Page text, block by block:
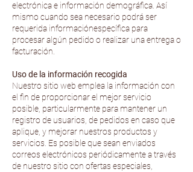
electrónica e información demográfica. Así
mismo cuando sea necesario podrá ser
requerida informaciónespecífica para
procesar algún pedido o realizar una entrega o
facturación.
Uso de la información recogida
Nuestro sitio web emplea la información con
el fin de proporcionar el mejor servicio
posible, particularmente para mantener un
registro de usuarios, de pedidos en caso que
aplique, y mejorar nuestros productos y
servicios. Es posible que sean enviados
correos electrónicos periódicamente a través
de nuestro sitio con ofertas especiales,